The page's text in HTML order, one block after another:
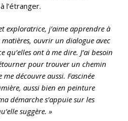
l’étranger.
exploratrice, j’aime apprendre à
ouvrir un dialogue avec
qu’elles ont à me dire. J’ai besoin
pour trouver un chemin
me découvre aussi. Fascinée
aussi bien en peinture
démarche s’appuie sur les
suggère. »